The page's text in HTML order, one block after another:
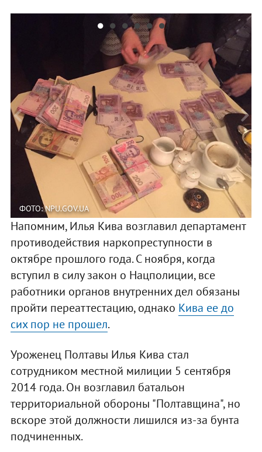
ФОТО: NPU.GOV.UA
Напомним, Илья Кива возглавил департамент
противодействия наркопреступности в
октябре прошлого года. С ноября, когда
вступил в силу закон о Нацполиции, все
работники органов внутренних дел обязаны
пройти переаттестацию, однако Кива ее до
сих пор не прошел.
Уроженец Полтавы Илья Кива стал
сотрудником местной милиции 5 сентября
2014 года. Он возглавил батальон
территориальной обороны "Полтавщина", но
вскоре этой должности лишился из-за бунта
подчиненных.